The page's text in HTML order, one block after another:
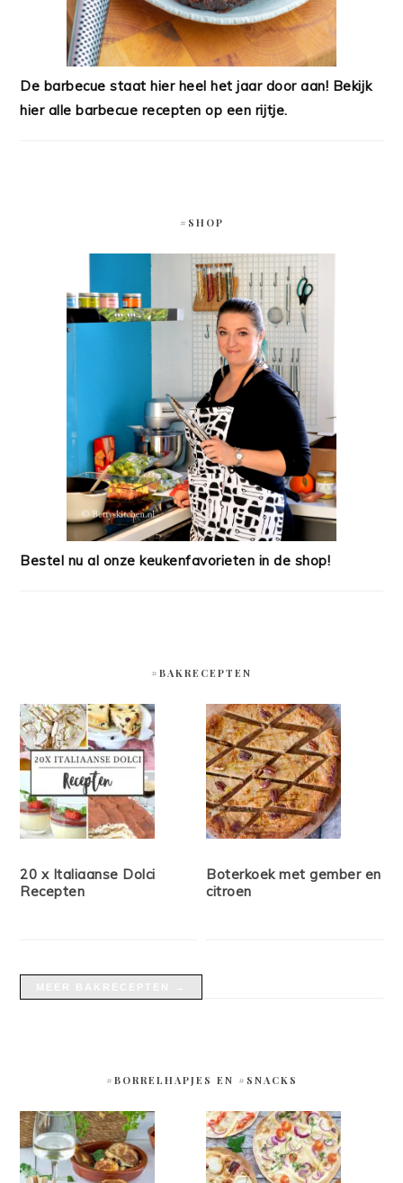
De barbecue staat hier heel het jaar door aan! Bekijk
hier alle barbecue recepten op een rijtje.
#SHOP
Bestel nu al onze keukenfavorieten in de shop!
#BAKRECEPTEN
20 x Italiaanse Dolci
Recepten
Boterkoek met gember en
citroen
#BORRELHAPJES EN #SNACKS